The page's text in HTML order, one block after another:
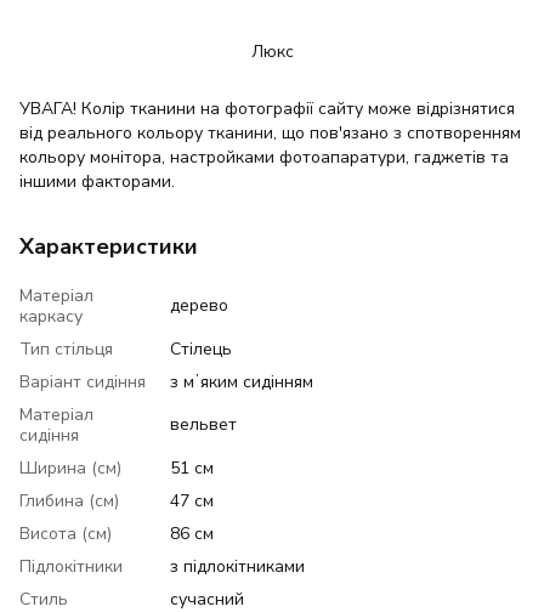
Люкс
УВАГА! Колір тканини на фотографії сайту може відрізнятися
від реального кольору тканини, що пов'язано з спотворенням
кольору монітора, настройками фотоапаратури, гаджетів та
іншими факторами.
Характеристики
Матеріал
каркасу
дерево
Тип стільця
Стілець
Варіант сидіння
з мʼяким сидінням
Матеріал
сидіння
вельвет
Ширина (см)
51 см
Глибина (см)
47 см
Висота (см)
86 см
Підлокітники
з підлокітниками
Стиль
сучасний